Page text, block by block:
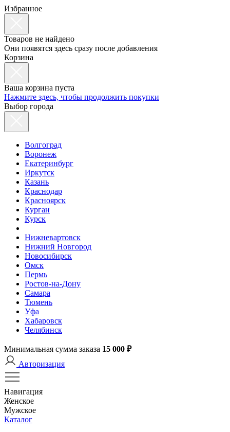
Избранное
Товаров не найдено
Они появятся здесь сразу после добавления
Корзина
Ваша корзина пуста
Нажмите здесь, чтобы продолжить покупки
Выбор города
Волгоград
Воронеж
Екатеринбург
Иркутск
Казань
Краснодар
Красноярск
Курган
Курск
Нижневартовск
Нижний Новгород
Новосибирск
Омск
Пермь
Ростов-на-Дону
Самара
Тюмень
Уфа
Хабаровск
Челябинск
Минимальная сумма заказа 15 000 ₽
Авторизация
Навигация
Женское
Мужское
Каталог